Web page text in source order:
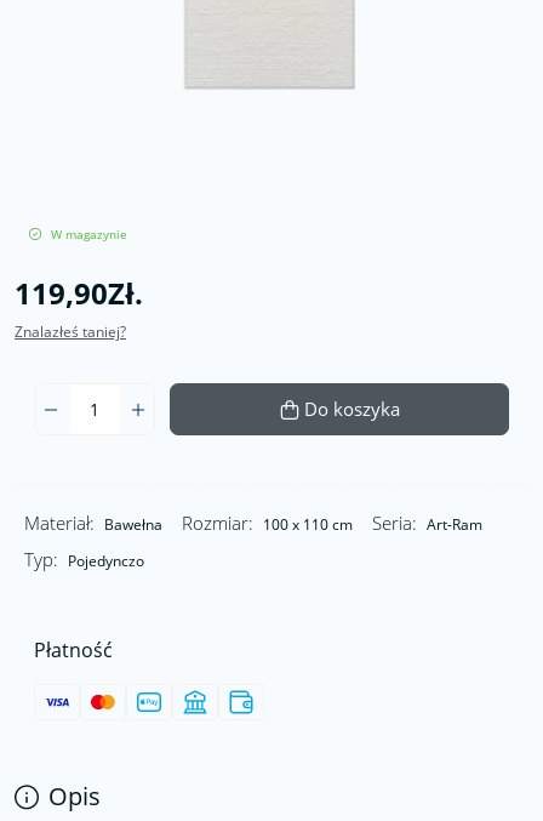
W magazynie
119,90Zł.
Znalazłeś taniej?
Do koszyka
Materiał: Bawełna Rozmiar: 100 x 110 cm Seria: Art-Ram
Typ: Pojedynczo
Płatność
Opis